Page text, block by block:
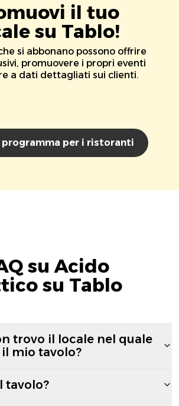
il tuo
su Tablo!
si abbonano possono offrire
promuovere i propri eventi
a dati dettagliati sui clienti.
programma per i ristoranti
su Acido
su Tablo
trovo il locale nel quale
mio tavolo?
tavolo?